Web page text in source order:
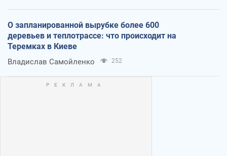
О запланированной вырубке более 600
деревьев и теплотрассе: что происходит на
Теремках в Киеве
Владислав Самойленко 252